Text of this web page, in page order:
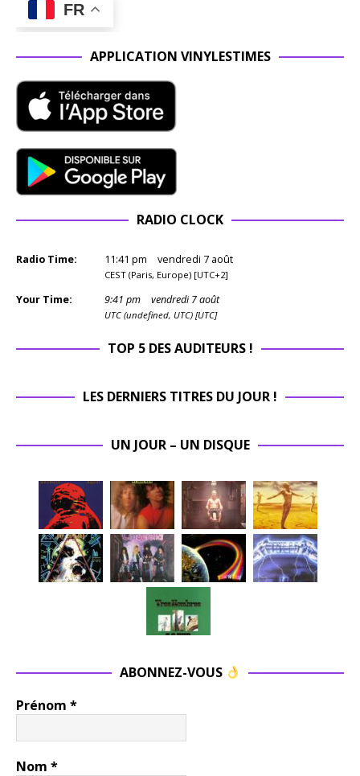
FR
APPLICATION VINYLESTIMES
RADIO CLOCK
Radio Time: 11:41 pm vendredi 7 août
CEST (Paris, Europe) [UTC+2]
Your Time: 9:41 pm vendredi 7 août
UTC (undefined, UTC) [UTC]
TOP 5 DES AUDITEURS !
LES DERNIERS TITRES DU JOUR !
UN JOUR – UN DISQUE
ABONNEZ-VOUS
Prénom *
Nom *